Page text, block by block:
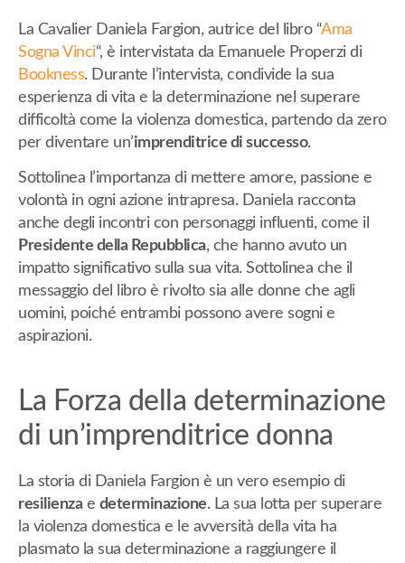
La Cavalier Daniela Fargion, autrice del libro “Ama
Sogna Vinci“, è intervistata da Emanuele Properzi di
Bookness. Durante l’intervista, condivide la sua
esperienza di vita e la determinazione nel superare
difficoltà come la violenza domestica, partendo da zero
per diventare un’imprenditrice di successo.
Sottolinea l’importanza di mettere amore, passione e
volontà in ogni azione intrapresa. Daniela racconta
anche degli incontri con personaggi influenti, come il
Presidente della Repubblica, che hanno avuto un
impatto significativo sulla sua vita. Sottolinea che il
messaggio del libro è rivolto sia alle donne che agli
uomini, poiché entrambi possono avere sogni e
aspirazioni.
La Forza della determinazione
di un’imprenditrice donna
La storia di Daniela Fargion è un vero esempio di
resilienzae determinazione. La sua lotta per superare
la violenza domestica e le avversità della vita ha
plasmato la sua determinazione a raggiungere il